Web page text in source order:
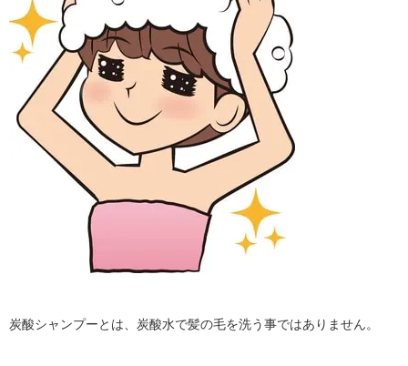
炭酸シャンプーとは、炭酸水で髪の毛を洗う事ではありません。